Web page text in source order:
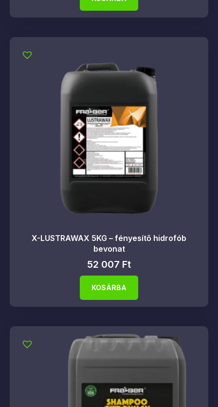
X-LUSTRAWAX 5KG – fényesítő hidrofób
bevonat
52 007 Ft
KOSÁRBA